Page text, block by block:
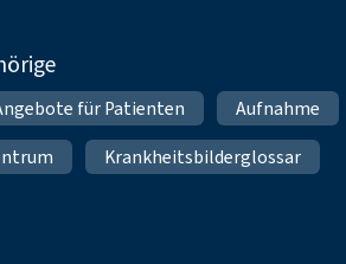
für Patienten Aufnahme
Krankheitsbilderglossar